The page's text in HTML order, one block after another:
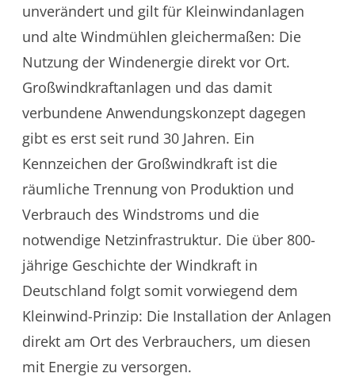
unverändert und gilt für Kleinwindanlagen
und alte Windmühlen gleichermaßen: Die
Nutzung der Windenergie direkt vor Ort.
Großwindkraftanlagen und das damit
verbundene Anwendungskonzept dagegen
gibt es erst seit rund 30 Jahren. Ein
Kennzeichen der Großwindkraft ist die
räumliche Trennung von Produktion und
Verbrauch des Windstroms und die
notwendige Netzinfrastruktur. Die über 800-
jährige Geschichte der Windkraft in
Deutschland folgt somit vorwiegend dem
Kleinwind-Prinzip: Die Installation der Anlagen
direkt am Ort des Verbrauchers, um diesen
mit Energie zu versorgen.